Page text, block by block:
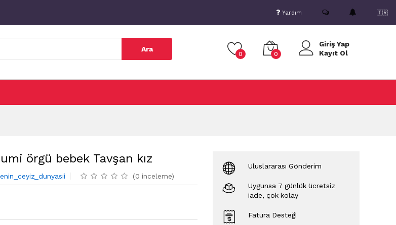
Yardım 🇹🇷
Ara
0 0
Giriş Yap
Kayıt Ol
örgü bebek Tavşan kız
(0 inceleme)
Uluslararası Gönderim
Uygunsa 7 günlük ücretsiz
iade, çok kolay
Fatura Desteği